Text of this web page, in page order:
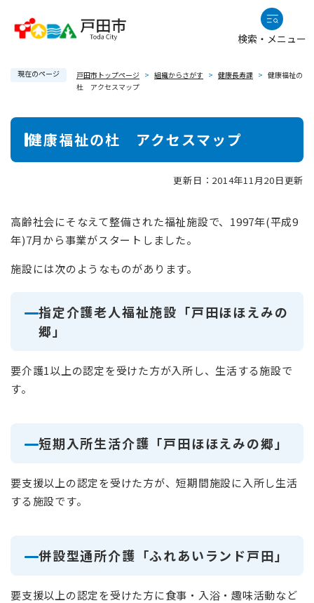
検索・メニュー
現在のページ 戸田市トップページ > 組織からさがす > 健康長寿課 > 健康福祉の
杜 アクセスマップ
本
健康福祉の杜 アクセスマップ
更新日：2014年11月20日更新
高齢社会にそなえて整備された福祉施設で、1997年(平成9
年)7月から事業がスタートしました。
施設には次のようなものがあります。
指定介護老人福祉施設「戸田ほほえみの
郷」
要介護1以上の認定を受けた方が入所し、生活する施設で
す。
短期入所生活介護「戸田ほほえみの郷」
要支援以上の認定を受けた方が、短期間施設に入所し生活
する施設です。
併設型通所介護「ふれあいランド戸田」
要支援以上の認定を受けた方に食事・入浴・趣味活動など